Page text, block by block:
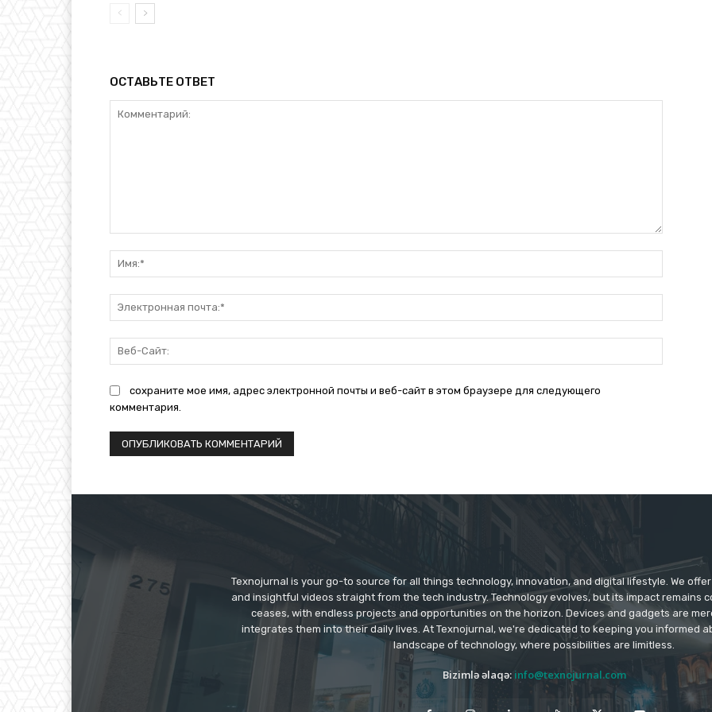
ОСТАВЬТЕ ОТВЕТ
почта:*
Сайт:
сохраните мое имя, адрес электронной почты и веб-сайт в этом браузере для следующего
комментария.
Texnojurnal is your go-to source for all things technology, innovation, and digital lifestyle. We
and insightful videos straight from the tech industry. Technology evolves, but its impact remains
ceases, with endless projects and opportunities on the horizon. Devices and gadgets are
integrates them into their daily lives. At Texnojurnal, we're dedicated to keeping you informed
landscape of technology, where possibilities are limitless.
Bizimlə əlaqə: info@texnojurnal.com